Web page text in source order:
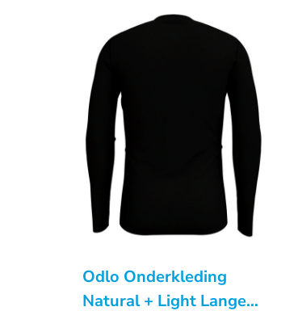
Odlo Onderkleding
Natural + Light Lange